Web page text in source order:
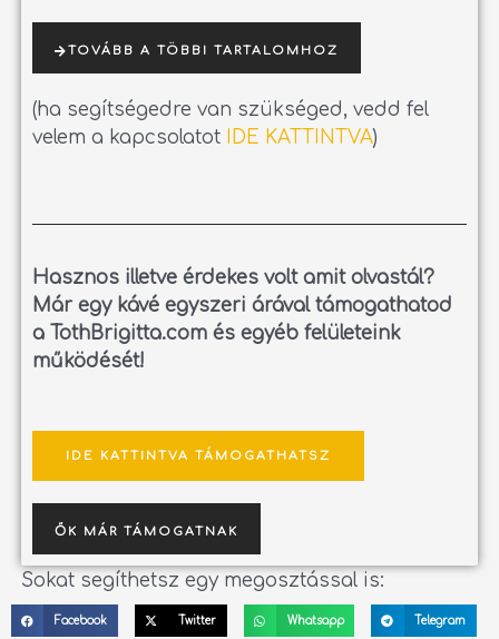
TOVÁBB A TÖBBI TARTALOMHOZ
(ha segítségedre van szükséged, vedd fel
velem a kapcsolatot IDE KATTINTVA)
Hasznos illetve érdekes volt amit olvastál?
Már egy kávé egyszeri árával támogathatod
a TothBrigitta.com és egyéb felületeink
működését!
IDE KATTINTVA TÁMOGATHATSZ
ŐK MÁR TÁMOGATNAK
Sokat segíthetsz egy megosztással is:
Facebook Twitter Whatsapp Telegram